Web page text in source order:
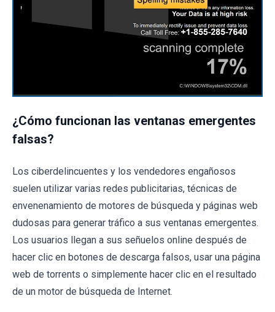
¿Cómo funcionan las ventanas emergentes
falsas?
Los ciberdelincuentes y los vendedores engañosos
suelen utilizar varias redes publicitarias, técnicas de
envenenamiento de motores de búsqueda y páginas web
dudosas para generar tráfico a sus ventanas emergentes.
Los usuarios llegan a sus señuelos online después de
hacer clic en botones de descarga falsos, usar una página
web de torrents o simplemente hacer clic en el resultado
de un motor de búsqueda de Internet.